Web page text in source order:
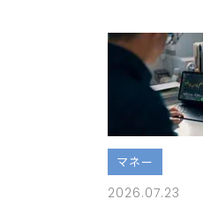
マネー
2026.07.23